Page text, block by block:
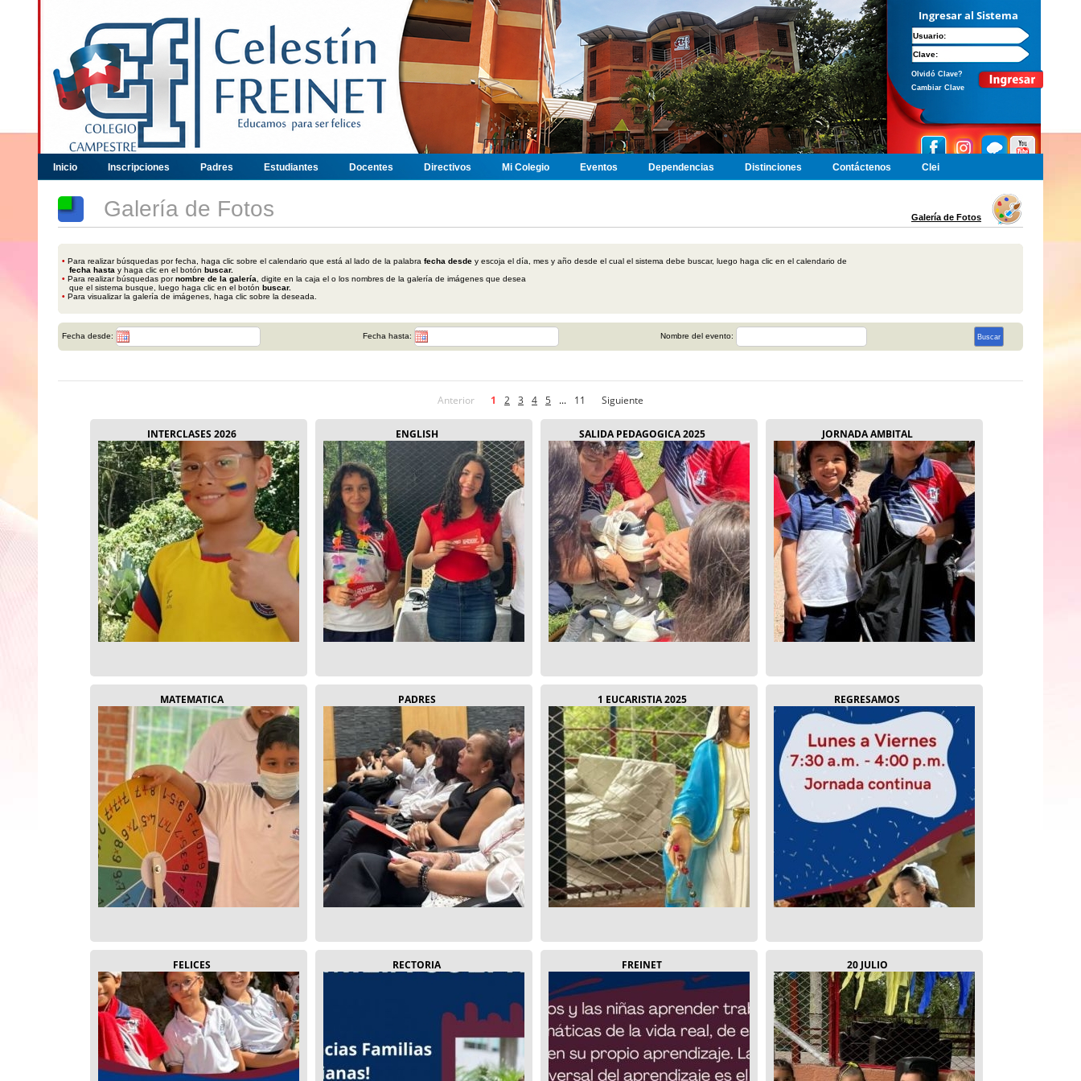
Ingresar al Sistema
Usuario:
Clave:
Olvidó Clave?
Cambiar Clave
Inicio Inscripciones Padres Estudiantes Docentes Directivos Mi Colegio Eventos Dependencias Distinciones Contáctenos Clei
Galería de Fotos Galería de Fotos
• Para realizar búsquedas por fecha, haga clic sobre el calendario que está al lado de la palabra fecha desde y escoja el día, mes y año desde el cual el sistema debe buscar, luego haga clic en el calendario de
fecha hasta y haga clic en el botón buscar.
• Para realizar búsquedas pornombre de la galería , digite en la caja el o los nombres de la galería de imágenes que desea
que el sistema busque, luego haga clic en el botón buscar.
• Para visualizar la galería de imágenes, haga clic sobre la deseada.
Fecha desde: Fecha hasta: Nombre del evento:
Anterior 1 2 3 4 5 ... 11 Siguiente
INTERCLASES 2026 ENGLISH SALIDA PEDAGOGICA 2025 JORNADA AMBITAL
MATEMATICA PADRES 1 EUCARISTIA 2025 REGRESAMOS
FELICES RECTORIA FREINET 20 JULIO